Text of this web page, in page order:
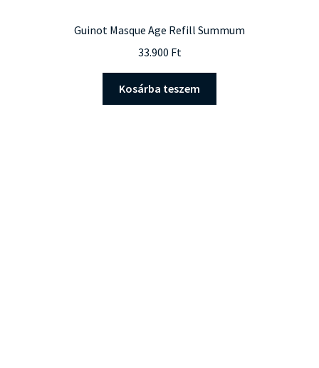
Guinot Masque Age Refill Summum
33.900 Ft
Kosárba teszem